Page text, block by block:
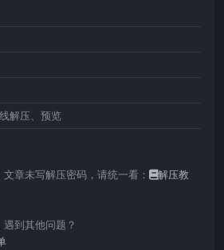
解压、预览
章未写解压密码，请统一看：
解压教
到其他问题？